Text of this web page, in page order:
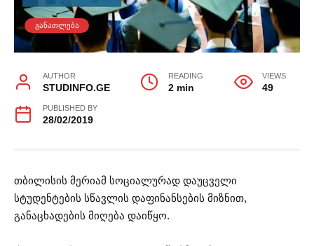
ᲒᲐᲜᲐᲗᲚᲔᲑᲐ
AUTHOR
STUDINFO.GE
READING
2 min
VIEWS
49
PUBLISHED BY
28/02/2019
თბილისის მერიამ სოციალურად დაუცველი
სტუდენტების სწავლის დაფინანსების მიზნით,
განაცხადების მიღება დაიწყო.